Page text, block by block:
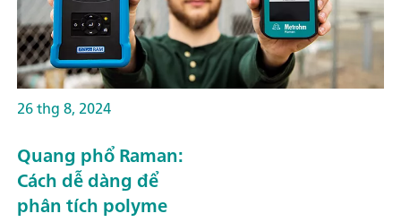
26 thg 8, 2024
Quang phổ Raman:
Cách dễ dàng để
phân tích polyme